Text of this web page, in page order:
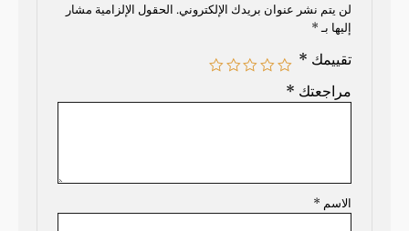
لن يتم نشر عنوان بريدك الإلكتروني. الحقول الإلزامية مشار
إليها بـ*
تقييمك *
مراجعتك *
الاسم *